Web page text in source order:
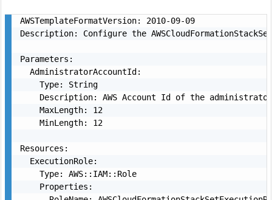
AWSTemplateFormatVersion: 2010-09-09
Description: Configure the
Parameters:
  AdministratorAccountId:
    Type: String
Description: AWS Account Id of the
    MaxLength: 12
    MinLength: 12
Resources:
  ExecutionRole:
    Type: AWS::IAM::Role
    Properties: